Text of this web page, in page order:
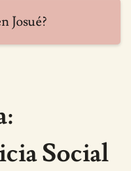
Josué?
Social